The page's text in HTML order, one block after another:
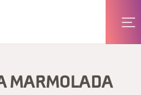
MARMOLADA